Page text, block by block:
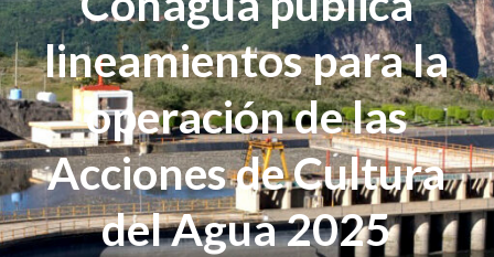
lineamientos para la
operación de las
Acciones de Cultura
del Agua 2025